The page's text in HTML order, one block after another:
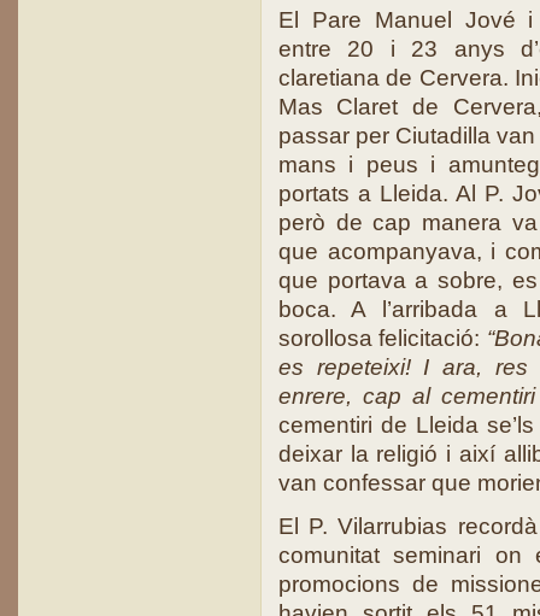
El Pare Manuel Jové i
entre 20 i 23 anys
claretiana de Cervera.
Mas Claret de
passar per Ciutadilla
mans i peus i
portats a Lleida. Al P.
però de cap manera
que acompanyava, i
que portava a sobre,
boca. A l’arribada a
sorollosa felicitació: “
es repeteixi! I ara, res
enrere, cap al
cementiri de Lleida
deixar la religió i així
van confessar que
El P. Vilarrubias
comunitat seminari on
promocions de